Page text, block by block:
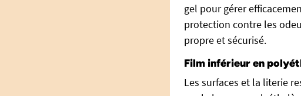
gel pour gérer
protection contre les
propre et sécurisé.
Film inférieur en
Les surfaces et la literie